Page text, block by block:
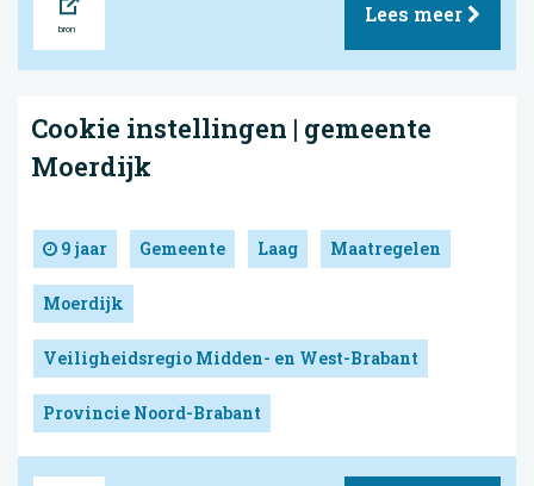
Lees meer
Cookie instellingen | gemeente
Moerdijk
9 jaar Gemeente Laag Maatregelen
Moerdijk
Veiligheidsregio Midden- en West-Brabant
Provincie Noord-Brabant